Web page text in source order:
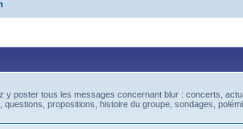
y poster tous les messages concernant blur : concerts,
questions, propositions, histoire du groupe, sondages,